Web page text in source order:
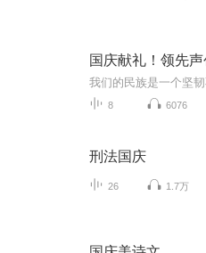
国庆献礼！领先
8 6076
刑法国庆
26 1.7万